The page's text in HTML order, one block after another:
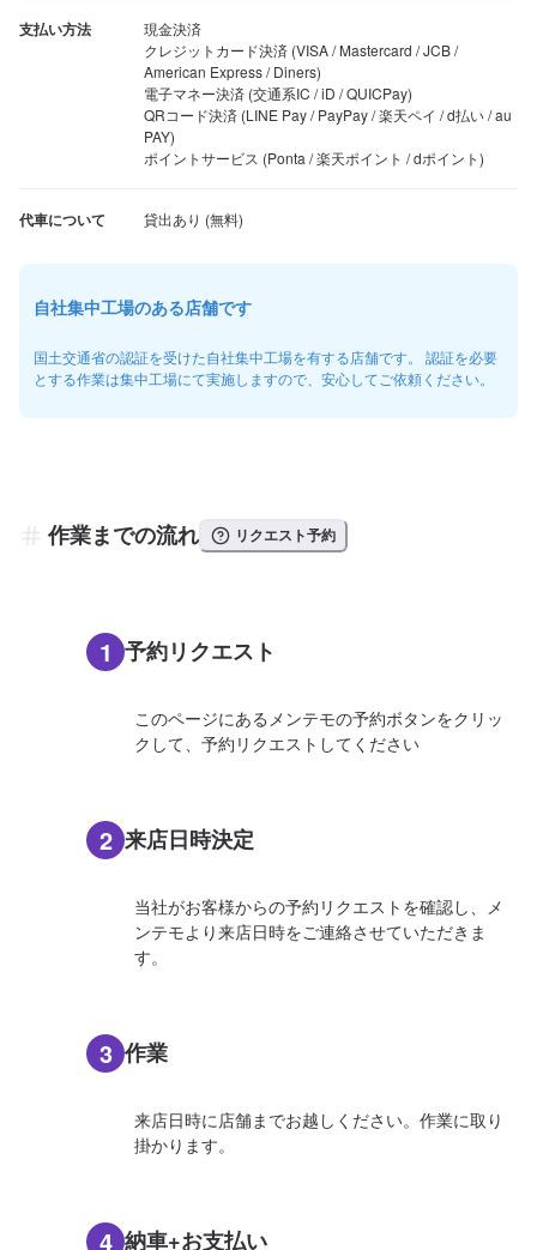
支払い方法
現金決済
クレジットカード決済 (VISA / Mastercard / JCB /
American Express / Diners)
電子マネー決済 (交通系IC / iD / QUICPay)
QRコード決済 (LINE Pay / PayPay / 楽天ペイ / d払い / au
PAY)
ポイントサービス (Ponta / 楽天ポイント / dポイント)
代車について
自社集中工場のある店舗です
国土交通省の認証を受けた自社集中工場を有する店舗です。 認証を必要
とする作業は集中工場にて実施しますので、安心してご依頼ください。
作業までの流れ リクエスト予約
1 予約リクエスト
このページにあるメンテモの予約ボタンをクリッ
クして、予約リクエストしてください
2 来店日時決定
当社がお客様からの予約リクエストを確認し、メ
ンテモより来店日時をご連絡させていただきま
す。
3 作業
来店日時に店舗までお越しください。作業に取り
掛かります。
4 納車+お支払い